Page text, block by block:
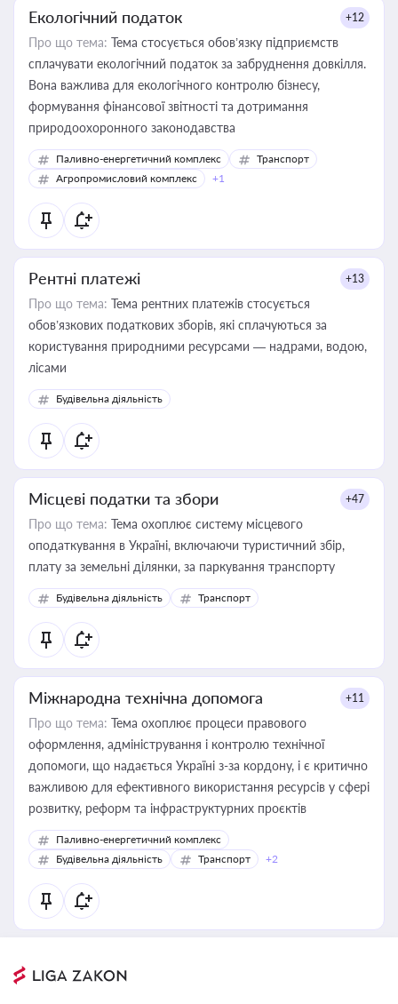
Екологічний податок +12
Про що тема: Тема стосується обов’язку підприємств
сплачувати екологічний податок за забруднення довкілля.
Вона важлива для екологічного контролю бізнесу,
формування фінансової звітності та дотримання
природоохоронного законодавства
Паливно-енергетичний комплекс
Транспорт
Агропромисловий комплекс
+1
Рентні платежі +13
Про що тема: Тема рентних платежів стосується
обов’язкових податкових зборів, які сплачуються за
користування природними ресурсами — надрами, водою,
лісами
Будівельна діяльність
Місцеві податки та збори +47
Про що тема: Тема охоплює систему місцевого
оподаткування в Україні, включаючи туристичний збір,
плату за земельні ділянки, за паркування транспорту
Будівельна діяльність Транспорт
Міжнародна технічна допомога +11
Про що тема: Тема охоплює процеси правового
оформлення, адміністрування і контролю технічної
допомоги, що надається Україні з-за кордону, і є критично
важливою для ефективного використання ресурсів у сфері
розвитку, реформ та інфраструктурних проєктів
Паливно-енергетичний комплекс
Будівельна діяльність
Транспорт +2